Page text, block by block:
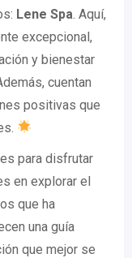
Lene Spa . Aquí,
excepcional,
y bienestar
cuentan
positivas que
para disfrutar
en explorar el
que ha
una guía
que mejor se